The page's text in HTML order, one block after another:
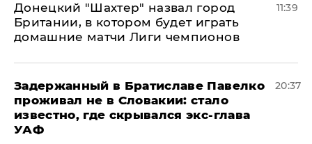
Донецкий "Шахтер" назвал город
Британии, в котором будет играть
домашние матчи Лиги чемпионов
11:39
Задержанный в Братиславе Павелко
проживал не в Словакии: стало
известно, где скрывался экс-глава
УАФ
20:37